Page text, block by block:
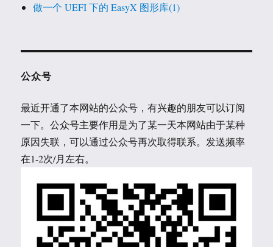
做一个 UEFI 下的 EasyX 图形库(1)
公众号
最近开通了本网站的公众号，有兴趣的朋友可以订阅
一下。公众号主要作用是为了某一天本网站由于某种
原因失联，可以通过公众号再次取得联系。发送频率
在1-2次/月左右。